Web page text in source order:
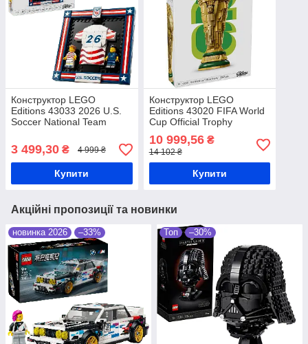
Конструктор LEGO
Editions 43033 2026 U.S.
Soccer National Team
3 499,30 ₴ 4 999 ₴
Купити
Конструктор LEGO
Editions 43020 FIFA World
Cup Official Trophy
Офіційний Кубок світу
FIFA
10 999,56₴
14 102 ₴
Купити
Акційні пропозиції та новинки
новинка 2026 –33% Топ –30%